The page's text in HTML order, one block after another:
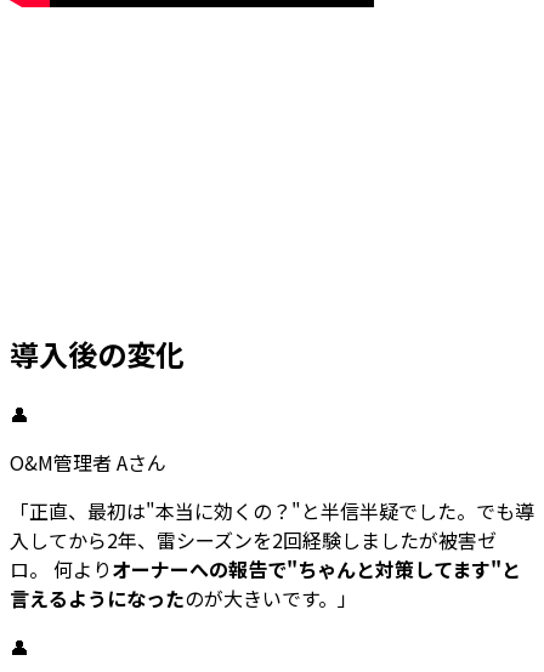
導入後の変化
👤
O&M管理者 Aさん
「正直、最初は"本当に効くの？"と半信半疑でした。でも導
入してから2年、雷シーズンを2回経験しましたが被害ゼ
ロ。 何よりオーナーへの報告で"ちゃんと対策してます"と
言えるようになったのが大きいです。」
👤